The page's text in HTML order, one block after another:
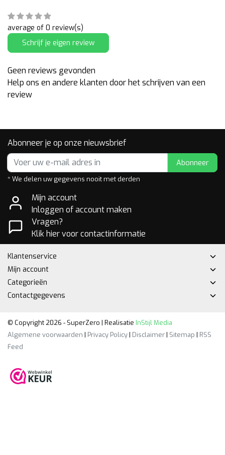
average of 0 review(s)
Schrijf je eigen review
Geen reviews gevonden
Help ons en andere klanten door het schrijven van een
review
Abonneer je op onze nieuwsbrief
Abonneer
* We delen uw gegevens nooit met derden
Mijn account
Inloggen of account maken
Vragen?
Klik hier voor contactinformatie
Klantenservice
Mijn account
Categorieën
Contactgegevens
© Copyright 2026 - SuperZero | Realisatie InStijl Media
Algemene voorwaarden | Privacy Policy| Disclaimer| Sitemap | RSS
Feed